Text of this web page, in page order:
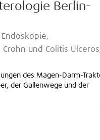
Berlin-
und Colitis
des Magen-Darm-
der Gallenwege und der